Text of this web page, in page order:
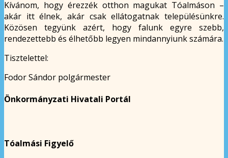
Kívánom, hogy érezzék otthon magukat Tóalmáson –
akár itt élnek, akár csak ellátogatnak településünkre.
Közösen tegyünk azért, hogy falunk egyre szebb,
rendezettebb és élhetőbb legyen mindannyiunk számára.
Tisztelettel:
Fodor Sándor polgármester
Önkormányzati Hivatali Portál
Tóalmási Figyelő